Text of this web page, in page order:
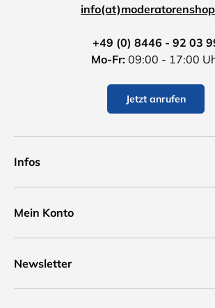
+49 (0) 8446 - 92 03
Mo-Fr:09:00 - 17:00
Jetzt anrufen
Infos
Mein Konto
Newsletter